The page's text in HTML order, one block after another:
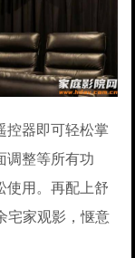
控器即可轻松掌
调整等所有功
使用。再配上舒
宅家观影，惬意